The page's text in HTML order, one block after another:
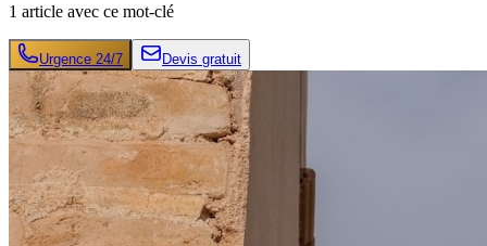
1 article avec ce mot-clé
Urgence 24/7 Devis gratuit